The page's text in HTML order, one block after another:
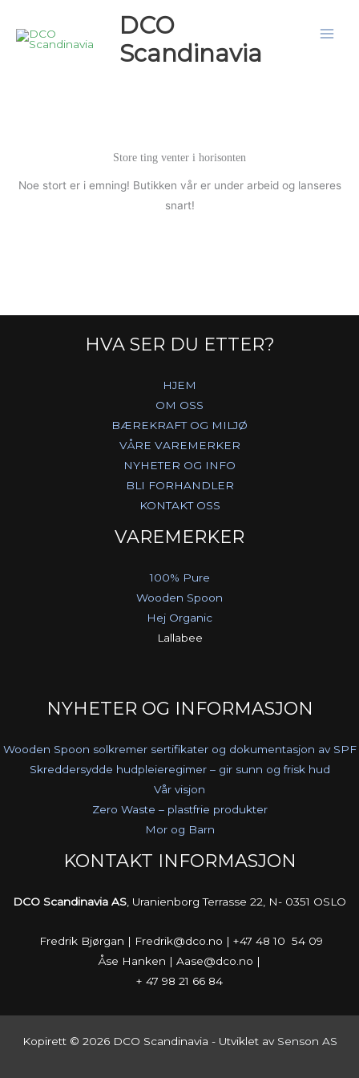
rett
DCO
Scandinavia
Store ting venter i horisonten
Noe stort er i emning! Butikken vår er under arbeid og lanseres
snart!
HVA SER DU ETTER?
HJEM
OM OSS
BÆREKRAFT OG MILJØ
VÅRE VAREMERKER
NYHETER OG INFO
BLI FORHANDLER
KONTAKT OSS
VAREMERKER
100% Pure
Wooden Spoon
Hej Organic
Lallabee
NYHETER OG INFORMASJON
Wooden Spoon solkremer sertifikater og dokumentasjon av SPF
Skreddersydde hudpleieregimer – gir sunn og frisk hud
Vår visjon
Zero Waste – plastfrie produkter
Mor og Barn
KONTAKT INFORMASJON
DCO Scandinavia AS, Uranienborg Terrasse 22, N- 0351 OSLO
Fredrik Bjørgan | Fredrik@dco.no | +47 48 10 54 09
Åse Hanken | Aase@dco.no |
+ 47 98 21 66 84
Kopirett © 2026 DCO Scandinavia - Utviklet av Senson AS